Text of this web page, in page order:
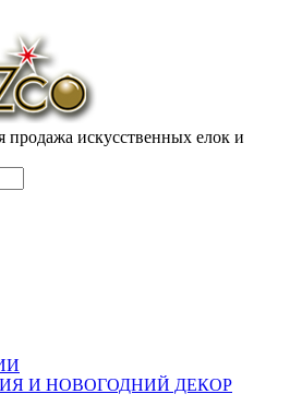
продажа искусственных елок и
И НОВОГОДНИЙ ДЕКОР